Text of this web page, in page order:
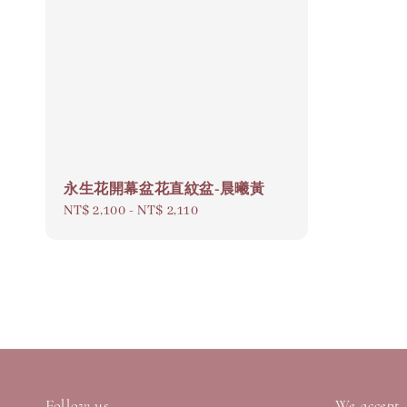
永生花開幕盆花直紋盆-晨曦黃
Regular
NT$ 2,100 -NT$ 2,110